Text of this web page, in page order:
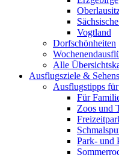
Vogtland
Dorfschönheiten
Alle
Ausflugsziele &
Ausflugstipps
Für
Zoos und
Park- und